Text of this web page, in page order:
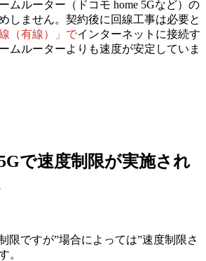
ムルーター（ドコモ home 5Gなど）の
しません。 契約後に回線工事は必要と
線（有線）」でインターネットに接続す
ムルーターよりも速度が安定していま
で速度制限が実施され
限ですが”場合によっては”速度制限さ
。